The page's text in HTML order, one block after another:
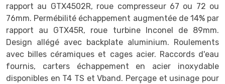
rapport au GTX4502R, roue compresseur 67 ou 72 ou
76mm. Permébilité échappement augmentée de 14% par
rapport au GTX45R, roue turbine Inconel de 89mm.
Design allégé avec backplate aluminium. Roulements
avec billes céramiques et cages acier. Raccords d'eau
fournis, carters échappement en acier inoxydable
disponibles en T4 TS et Vband. Perçage et usinage pour